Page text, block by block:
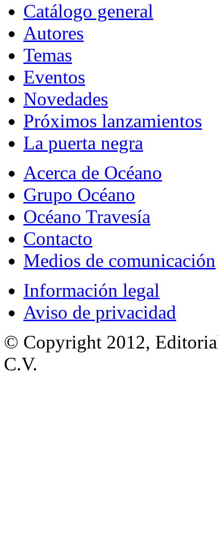
Catálogo general
Autores
Temas
Eventos
Novedades
Próximos lanzamientos
La puerta negra
Acerca de Océano
Grupo Océano
Océano Travesía
Contacto
Medios de comunicación
Información legal
Aviso de privacidad
© Copyright 2012,
C.V.